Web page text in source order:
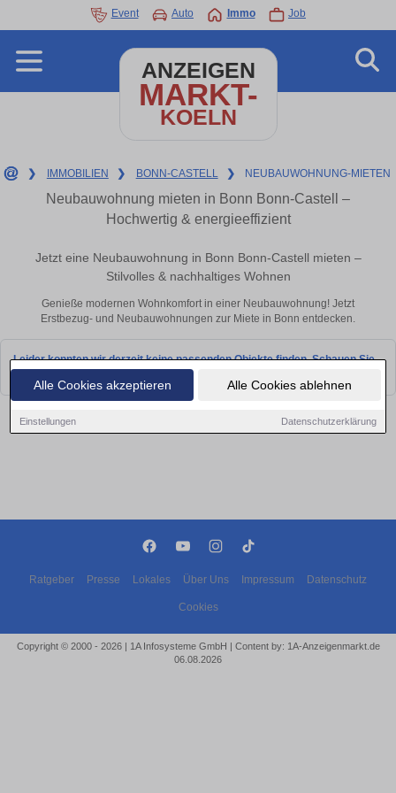
Alle Cookies akzeptieren Alle Cookies ablehnen
Einstellungen Datenschutzerklärung
Event Auto Immo Job
ANZEIGEN
MARKT-
KOELN
❯ IMMOBILIEN ❯ BONN-CASTELL ❯ NEUBAUWOHNUNG-MIETEN
Neubauwohnung mieten in Bonn Bonn-Castell –
Hochwertig & energieeffizient
Jetzt eine Neubauwohnung in Bonn Bonn-Castell mieten –
Stilvolles & nachhaltiges Wohnen
Genieße modernen Wohnkomfort in einer Neubauwohnung! Jetzt
Erstbezug- und Neubauwohnungen zur Miete in Bonn entdecken.
Leider konnten wir derzeit keine passenden Objekte finden. Schauen Sie
Ratgeber Presse Lokales Über Uns Impressum Datenschutz
Cookies
Copyright © 2000 - 2026 | 1A Infosysteme GmbH | Content by: 1A-Anzeigenmarkt.de
06.08.2026